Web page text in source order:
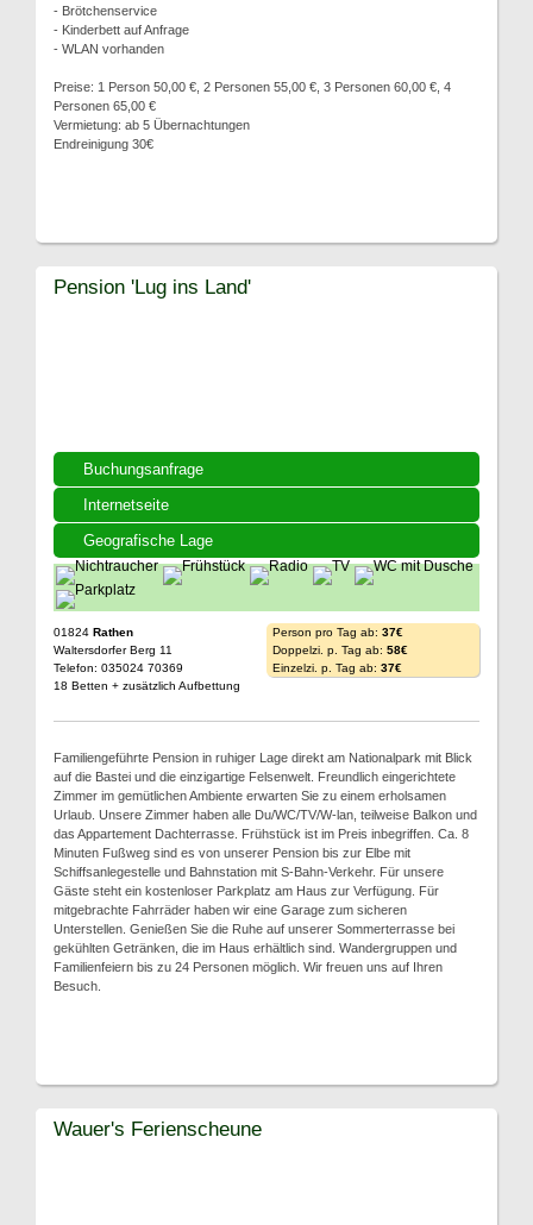
- Brötchenservice
- Kinderbett auf Anfrage
- WLAN vorhanden
Preise: 1 Person 50,00 €, 2 Personen 55,00 €, 3 Personen 60,00 €, 4
Personen 65,00 €
Vermietung: ab 5 Übernachtungen
Endreinigung 30€
Buchungsanfrage
Internetseite
Geografische Lage
Pension 'Lug ins Land'
01824 Rathen
Waltersdorfer Berg 11
Telefon: 035024 70369
18 Betten + zusätzlich Aufbettung
Person pro Tag ab: 37€
Doppelzi. p. Tag ab: 58€
Einzelzi. p. Tag ab: 37€
Familiengeführte Pension in ruhiger Lage direkt am Nationalpark mit Blick
auf die Bastei und die einzigartige Felsenwelt. Freundlich eingerichtete
Zimmer im gemütlichen Ambiente erwarten Sie zu einem erholsamen
Urlaub. Unsere Zimmer haben alle Du/WC/TV/W-lan, teilweise Balkon und
das Appartement Dachterrasse. Frühstück ist im Preis inbegriffen. Ca. 8
Minuten Fußweg sind es von unserer Pension bis zur Elbe mit
Schiffsanlegestelle und Bahnstation mit S-Bahn-Verkehr. Für unsere
Gäste steht ein kostenloser Parkplatz am Haus zur Verfügung. Für
mitgebrachte Fahrräder haben wir eine Garage zum sicheren
Unterstellen. Genießen Sie die Ruhe auf unserer Sommerterrasse bei
gekühlten Getränken, die im Haus erhältlich sind. Wandergruppen und
Familienfeiern bis zu 24 Personen möglich. Wir freuen uns auf Ihren
Besuch.
Wauer's Ferienscheune